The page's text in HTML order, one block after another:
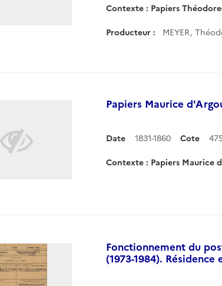
Contexte : Papiers
Producteur : MEYER,
Papiers Maurice
Date 1831-1860 Cote
Contexte : Papiers Maurice
Fonctionnement du
(1973-1984).